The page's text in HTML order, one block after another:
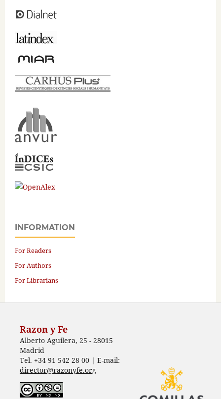
INFORMATION
For Readers
For Authors
For Librarians
Razon y Fe
Alberto Aguilera, 25 - 28015
Madrid
Tel. +34 91 542 28 00 | E-mail:
director@razonyfe.org